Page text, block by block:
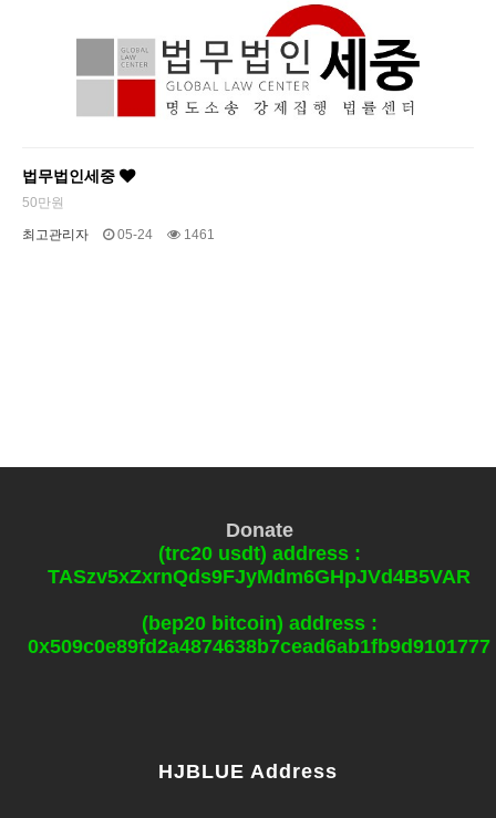
법무법인세중
50만원
최고관리자 05-24 1461
Donate
(trc20 usdt) address :
TASzv5xZxrnQds9FJyMdm6GHpJVd4B5VAR
(bep20 bitcoin) address :
0x509c0e89fd2a4874638b7cead6ab1fb9d9101777
HJBLUE Address